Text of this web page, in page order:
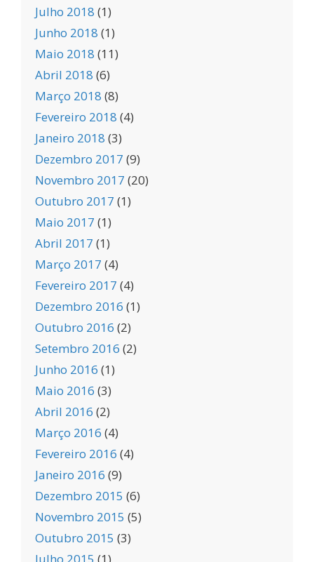
Julho 2018 (1)
Junho 2018 (1)
Maio 2018 (11)
Abril 2018 (6)
Março 2018 (8)
Fevereiro 2018 (4)
Janeiro 2018 (3)
Dezembro 2017 (9)
Novembro 2017 (20)
Outubro 2017 (1)
Maio 2017 (1)
Abril 2017 (1)
Março 2017 (4)
Fevereiro 2017 (4)
Dezembro 2016 (1)
Outubro 2016 (2)
Setembro 2016 (2)
Junho 2016 (1)
Maio 2016 (3)
Abril 2016 (2)
Março 2016 (4)
Fevereiro 2016 (4)
Janeiro 2016 (9)
Dezembro 2015 (6)
Novembro 2015 (5)
Outubro 2015 (3)